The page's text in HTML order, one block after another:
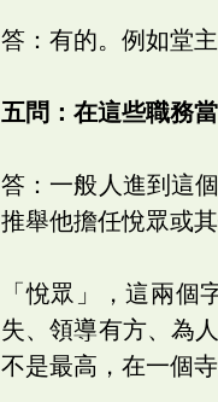
答：有的。例如堂
五問：在這些職務
答：一般人進到這
推舉他擔任悅眾或其
「悅眾」，這兩
失、領導有方、為
不是最高，在一個